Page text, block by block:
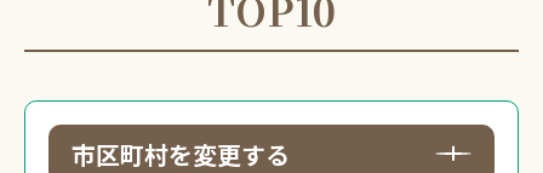
豆知識
お急ぎの方はこちら
市区町村を変更する